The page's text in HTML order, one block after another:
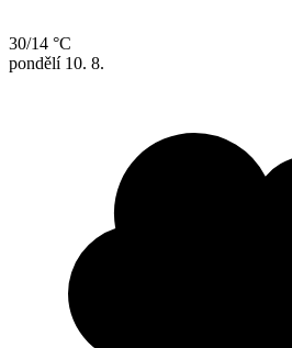
30/14 °C
pondělí 10. 8.